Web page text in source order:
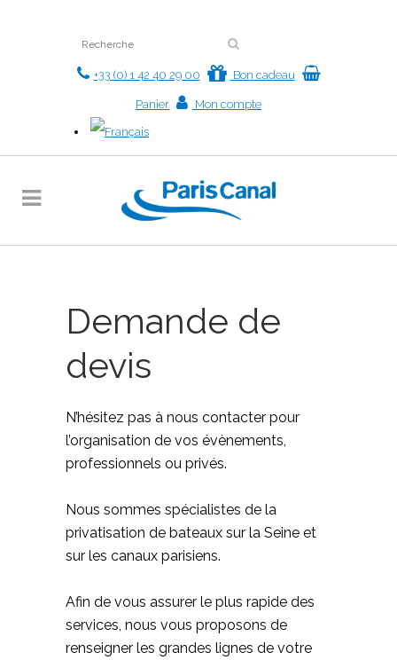
+33 (0) 1 42 40 29 00 Bon cadeau
Panier Mon compte
Demande de
devis
N’hésitez pas à nous contacter pour
l’organisation de vos évènements,
professionnels ou privés.
Nous sommes spécialistes de la
privatisation de bateaux sur la Seine et
sur les canaux parisiens.
Afin de vous assurer le plus rapide des
services, nous vous proposons de
renseigner les grandes lignes de votre